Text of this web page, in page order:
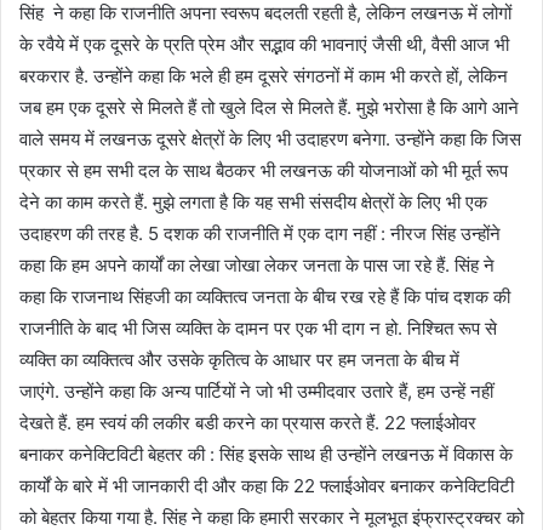
सिंह ने कहा कि राजनीति अपना स्‍वरूप बदलती रहती है, लेकिन लखनऊ में लोगों
के रवैये में एक दूसरे के प्रति प्रेम और सद्भाव की भावनाएं जैसी थी, वैसी आज भी
बरकरार है. उन्‍होंने कहा कि भले ही हम दूसरे संगठनों में काम भी करते हों, लेकिन
जब हम एक दूसरे से मिलते हैं तो खुले दिल से मिलते हैं. मुझे भरोसा है कि आगे आने
वाले समय में लखनऊ दूसरे क्षेत्रों के लिए भी उदाहरण बनेगा. उन्‍होंने कहा कि जिस
प्रकार से हम सभी दल के साथ बैठकर भी लखनऊ की योजनाओं को भी मूर्त रूप
देने का काम करते हैं. मुझे लगता है कि यह सभी संसदीय क्षेत्रों के लिए भी एक
उदाहरण की तरह है. 5 दशक की राजनीति में एक दाग नहीं : नीरज सिंह उन्‍होंने
कहा कि हम अपने कार्यों का लेखा जोखा लेकर जनता के पास जा रहे हैं. सिंह ने
कहा कि राजनाथ सिंहजी का व्‍यक्तित्‍व जनता के बीच रख रहे हैं कि पांच दशक की
राजनीति के बाद भी जिस व्‍यक्ति के दामन पर एक भी दाग न हो. निश्चित रूप से
व्‍यक्ति का व्‍यक्तित्‍व और उसके कृतित्‍व के आधार पर हम जनता के बीच में
जाएंगे. उन्‍होंने कहा कि अन्‍य पार्टियों ने जो भी उम्‍मीदवार उतारे हैं, हम उन्‍हें नहीं
देखते हैं. हम स्‍वयं की लकीर बडी करने का प्रयास करते हैं. 22 फ्लाईओवर
बनाकर कनेक्टिविटी बेहतर की : सिंह इसके साथ ही उन्‍होंने लखनऊ में विकास के
कार्यों के बारे में भी जानकारी दी और कहा कि 22 फ्लाईओवर बनाकर कनेक्टिविटी
को बेहतर किया गया है. सिंह ने कहा कि हमारी सरकार ने मूलभूत इंफ्रास्‍ट्रक्‍चर को